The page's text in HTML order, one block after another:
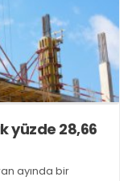
yüzde 28,66
ayında bir